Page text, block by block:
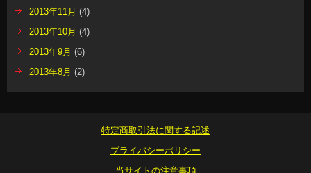
2013年11月 (4)
2013年10月 (4)
2013年9月 (6)
2013年8月 (2)
特定商取引法に関する記述
プライバシーポリシー
当サイトの注意事項